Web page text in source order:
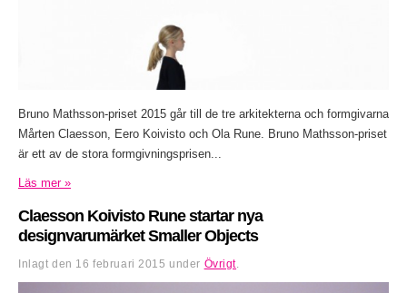
Bruno Mathsson-priset 2015 går till de tre arkitekterna och formgivarna
Mårten Claesson, Eero Koivisto och Ola Rune. Bruno Mathsson-priset
är ett av de stora formgivningsprisen...
Läs mer »
Claesson Koivisto Rune startar nya
designvarumärket Smaller Objects
Inlagt den 16 februari 2015 under Övrigt